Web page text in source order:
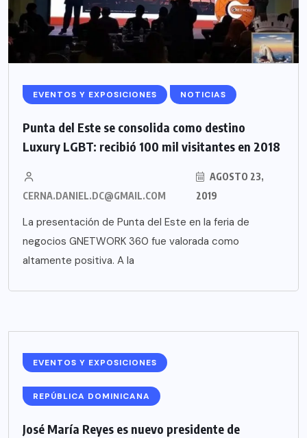
EVENTOS Y EXPOSICIONES NOTICIAS
Punta del Este se consolida como destino
Luxury LGBT: recibió 100 mil visitantes en 2018
CERNA.DANIEL.DC@GMAIL.COM
AGOSTO 23,
2019
La presentación de Punta del Este en la feria de
negocios GNETWORK 360 fue valorada como
altamente positiva. A la
EVENTOS Y EXPOSICIONES
REPÚBLICA DOMINICANA
José María Reyes es nuevo presidente de